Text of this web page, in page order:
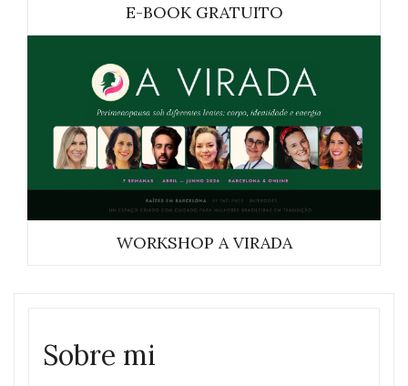
E-BOOK GRATUITO
WORKSHOP A VIRADA
Sobre mi